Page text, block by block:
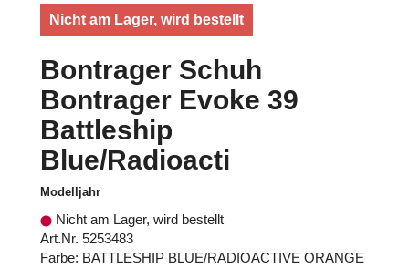
Nicht am Lager, wird bestellt
Bontrager Schuh
Bontrager Evoke 39
Battleship
Blue/Radioacti
Modelljahr
Nicht am Lager, wird bestellt
Art.Nr. 5253483
Farbe: BATTLESHIP BLUE/RADIOACTIVE ORANGE